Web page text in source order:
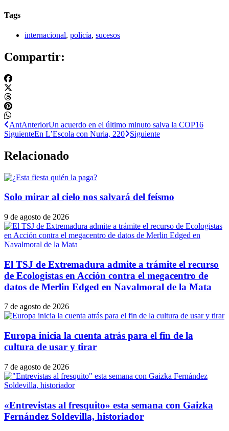
Tags
internacional, policía, sucesos
Compartir:
AntAnteriorUn acuerdo en el último minuto salva la COP16
SiguienteEn L’Escola con Nuria, 220 Siguiente
Relacionado
Solo mirar al cielo nos salvará del feísmo
9 de agosto de 2026
El TSJ de Extremadura admite a trámite el recurso
de Ecologistas en Acción contra el megacentro de
datos de Merlin Edged en Navalmoral de la Mata
7 de agosto de 2026
Europa inicia la cuenta atrás para el fin de la
cultura de usar y tirar
7 de agosto de 2026
«Entrevistas al fresquito» esta semana con Gaizka
Fernández Soldevilla, historiador